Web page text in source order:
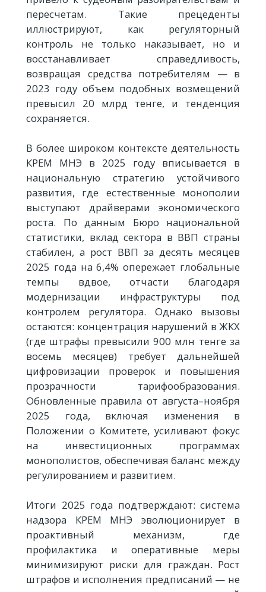
пересчетам. Такие прецеденты
иллюстрируют, как регуляторный
контроль не только наказывает, но и
восстанавливает справедливость,
возвращая средства потребителям — в
2023 году объем подобных возмещений
превысил 20 млрд тенге, и тенденция
сохраняется.
В более широком контексте деятельность
КРЕМ МНЭ в 2025 году вписывается в
национальную стратегию устойчивого
развития, где естественные монополии
выступают драйверами экономического
роста. По данным Бюро национальной
статистики, вклад сектора в ВВП страны
стабилен, а рост ВВП за десять месяцев
2025 года на 6,4% опережает глобальные
темпы вдвое, отчасти благодаря
модернизации инфраструктуры под
контролем регулятора. Однако вызовы
остаются: концентрация нарушений в ЖКХ
(где штрафы превысили 900 млн тенге за
восемь месяцев) требует дальнейшей
цифровизации проверок и повышения
прозрачности тарифообразования.
Обновленные правила от августа–ноября
2025 года, включая изменения в
Положении о Комитете, усиливают фокус
на инвестиционных программах
монополистов, обеспечивая баланс между
регулированием и развитием.
Итоги 2025 года подтверждают: система
надзора КРЕМ МНЭ эволюционирует в
проактивный механизм, где
профилактика и оперативные меры
минимизируют риски для граждан. Рост
штрафов и исполнения предписаний — не